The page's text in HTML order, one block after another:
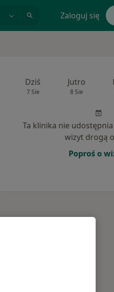
Zaloguj się
Dziś
7 Sie
Jutro
8 Sie
Ta klinika nie
wizyt drogą
Poproś o